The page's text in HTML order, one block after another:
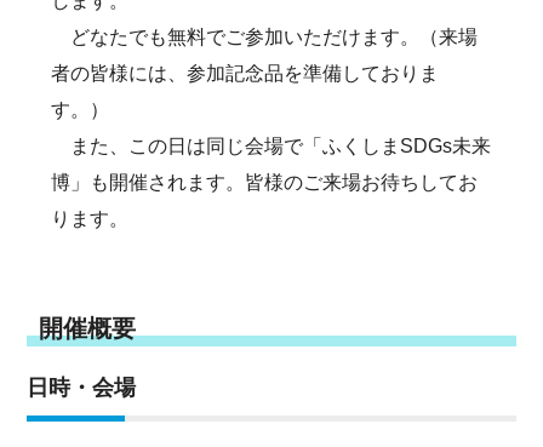
どなたでも無料でご参加いただけます。（来場
者の皆様には、参加記念品を準備しておりま
す。）
また、この日は同じ会場で「ふくしまSDGs未来
博」も開催されます。皆様のご来場お待ちしてお
ります。
開催概要
日時・会場